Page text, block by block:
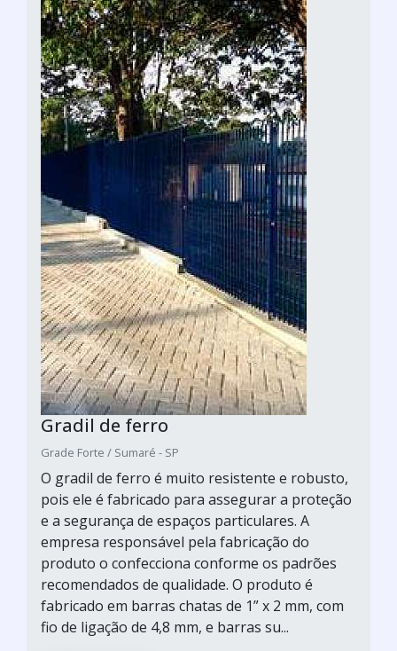
Gradil de ferro
Grade Forte / Sumaré - SP
O gradil de ferro é muito resistente e robusto,
pois ele é fabricado para assegurar a proteção
e a segurança de espaços particulares. A
empresa responsável pela fabricação do
produto o confecciona conforme os padrões
recomendados de qualidade. O produto é
fabricado em barras chatas de 1” x 2 mm, com
fio de ligação de 4,8 mm, e barras su...